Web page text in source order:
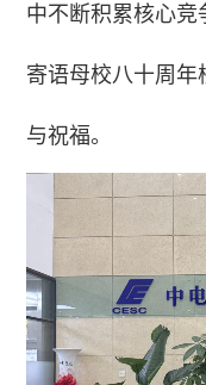
中不断积累核心
寄语母校八十周年
与祝福。